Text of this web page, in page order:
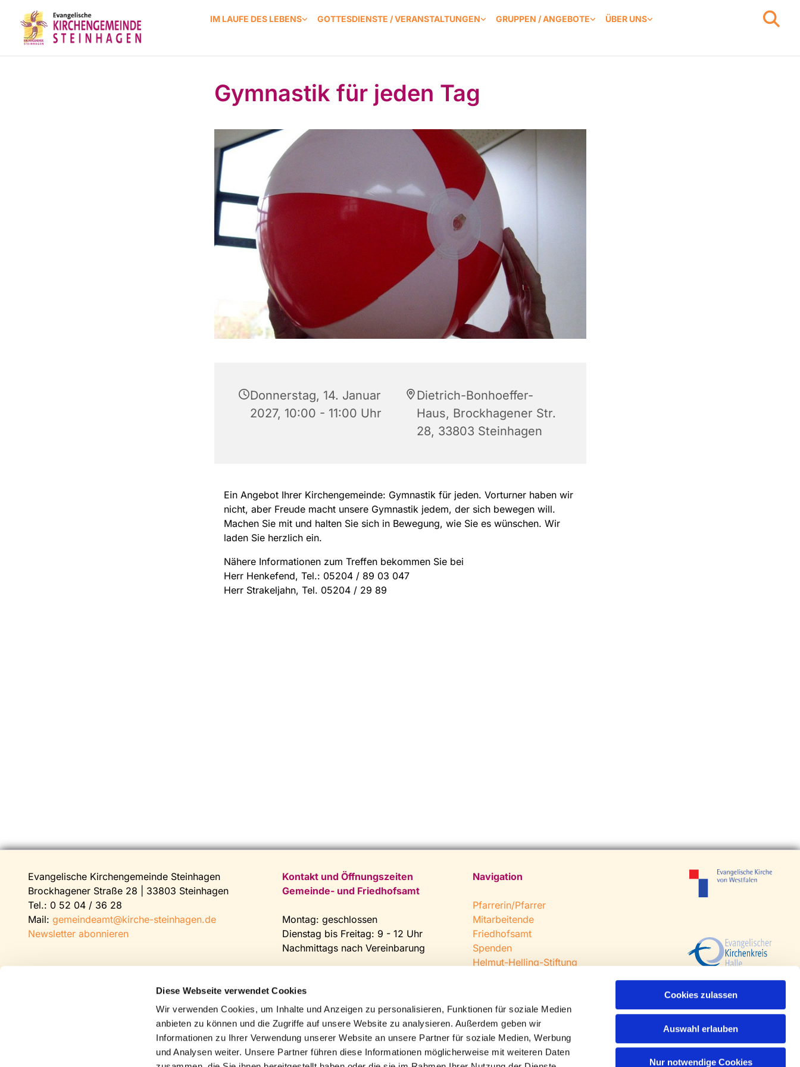
Diese Webseite verwendet Cookies
Wir verwenden Cookies, um Inhalte und Anzeigen zu personalisieren, Funktionen für soziale Medien
anbieten zu können und die Zugriffe auf unsere Website zu analysieren. Außerdem geben wir
Informationen zu Ihrer Verwendung unserer Website an unsere Partner für soziale Medien, Werbung
und Analysen weiter. Unsere Partner führen diese Informationen möglicherweise mit weiteren Daten
Cookies zulassen
Auswahl erlauben
Nur notwendige Cookies
IM LAUFE DES LEBENS GOTTESDIENSTE / VERANSTALTUNGEN GRUPPEN / ANGEBOTE ÜBER UNS
Gymnastik für jeden Tag
Donnerstag, 14. Januar
2027, 10:00 - 11:00 Uhr
Dietrich-Bonhoeffer-
Haus, Brockhagener Str.
28, 33803 Steinhagen
Ein Angebot Ihrer Kirchengemeinde: Gymnastik für jeden. Vorturner haben wir
nicht, aber Freude macht unsere Gymnastik jedem, der sich bewegen will.
Machen Sie mit und halten Sie sich in Bewegung, wie Sie es wünschen. Wir
laden Sie herzlich ein.
Nähere Informationen zum Treffen bekommen Sie bei
Herr Henkefend, Tel.: 05204 / 89 03 047
Herr Strakeljahn, Tel. 05204 / 29 89
Evangelische Kirchengemeinde Steinhagen
Brockhagener Straße 28 | 33803 Steinhagen
Tel.: 0 52 04 / 36 28
Mail: gemeindeamt@kirche-steinhagen.de
Newsletter abonnieren
Kontakt und Öffnungszeiten
Gemeinde- und Friedhofsamt
Montag: geschlossen
Dienstag bis Freitag: 9 - 12 Uhr
Nachmittags nach Vereinbarung
Fax: 0 52 04 / 25 65
Mail: gemeindeamt@kirche-
steinhagen.de
Navigation
Pfarrerin/Pfarrer
Mitarbeitende
Friedhofsamt
Spenden
Helmut-Helling-Stiftung